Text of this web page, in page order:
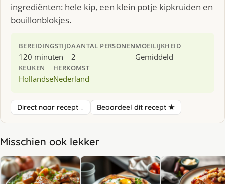
ingrediënten: hele kip, een klein potje kipkruiden en
bouillonblokjes.
BEREIDINGSTIJD
120 minuten
AANTAL PERSONEN
2
MOEILIJKHEID
Gemiddeld
KEUKEN
Hollandse
HERKOMST
Nederland
Direct naar recept ↓ Beoordeel dit recept ★
Misschien ook lekker